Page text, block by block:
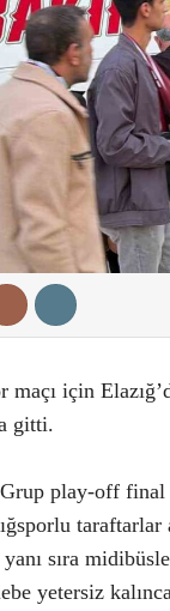
maçı için
gitti.
play-off final
sıra
yetersiz